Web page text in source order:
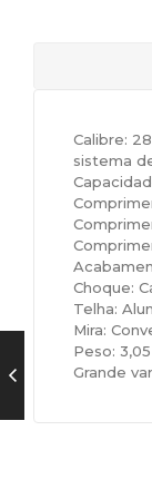
Calibre: 28
sistema
Choque:
Telha:
Mira:
Peso:
Grande